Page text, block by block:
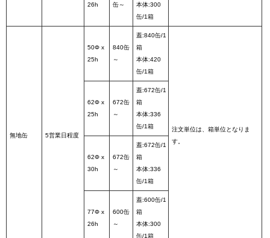
26h
缶～
本体:300
缶/1箱
無地缶 5営業日程度
50Φ x
25h
840缶
～
蓋:840缶/1
箱
本体:420
缶/1箱
注文単位は、箱単位となりま
す。
62Φ x
25h
672缶
～
蓋:672缶/1
箱
本体:336
缶/1箱
62Φ x
30h
672缶
～
蓋:672缶/1
箱
本体:336
缶/1箱
77Φ x
26h
600缶
～
蓋:600缶/1
箱
本体:300
缶/1箱